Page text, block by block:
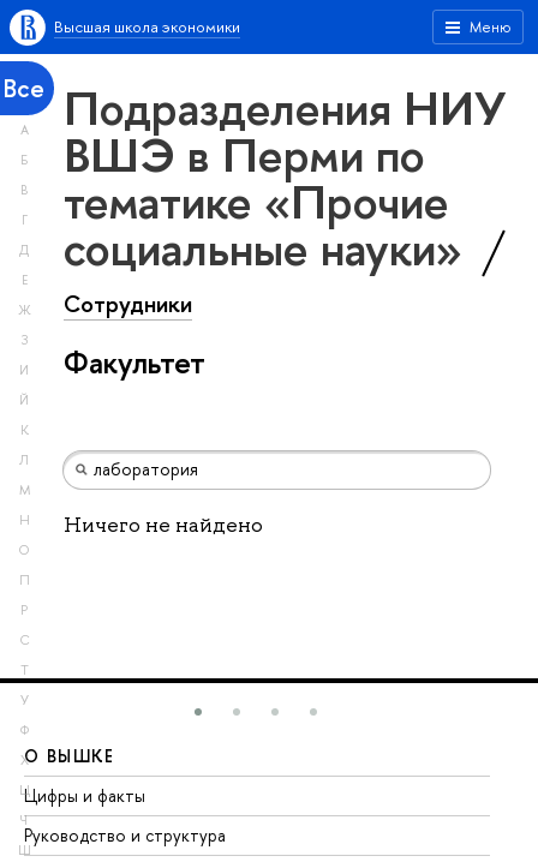
Меню
Высшая школа экономики
Все
А
Б
В
Г
Д
Е
Ж
З
И
Й
К
Л
М
Н
О
П
Р
С
Т
У
Ф
Х
Ц
Ч
Ш
Подразделения НИУ
ВШЭ в Перми по
тематике «Прочие
социальные науки»
Сотрудники
Факультет
Ничего не найдено
О ВЫШКЕ
Цифры и факты
Руководство и структура